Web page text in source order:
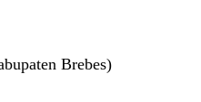
Brebes)